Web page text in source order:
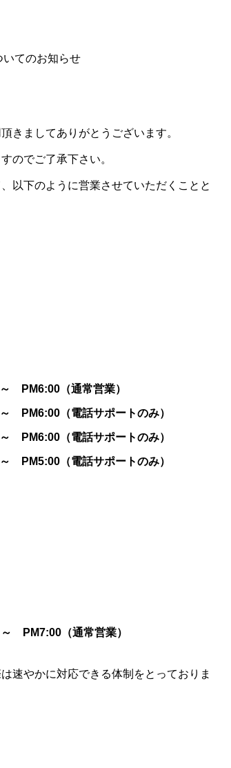
てのお知らせ
きましてありがとうございます。
のでご了承下さい。
以下のように営業させていただくことと
PM6:00（通常営業）
PM6:00（電話サポートのみ）
PM6:00（電話サポートのみ）
PM5:00（電話サポートのみ）
PM7:00（通常営業）
速やかに対応できる体制をとっておりま